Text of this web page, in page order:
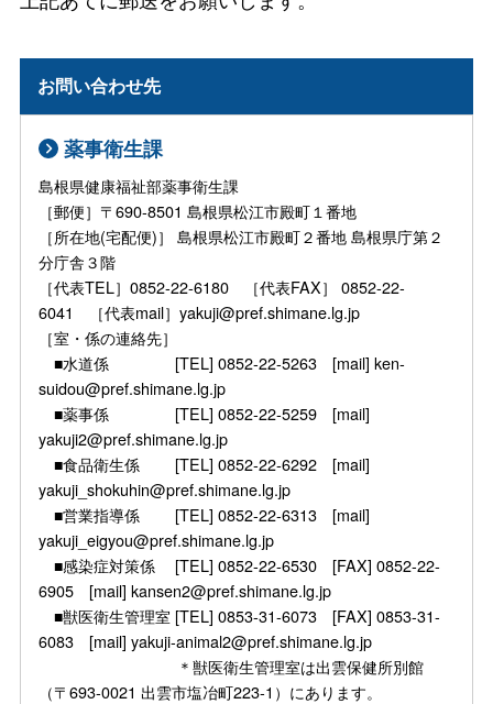
お問い合わせ先
薬事衛生課
島根県健康福祉部薬事衛生課
［郵便］〒690-8501 島根県松江市殿町１番地
［所在地(宅配便)］ 島根県松江市殿町２番地 島根県庁第２
分庁舎３階
［代表TEL］0852-22-6180 ［代表FAX］ 0852-22-
6041 ［代表mail］yakuji@pref.shimane.lg.jp
［室・係の連絡先］
■水道係 [TEL] 0852-22-5263 [mail] ken-
suidou@pref.shimane.lg.jp
■薬事係 [TEL] 0852-22-5259 [mail]
yakuji2@pref.shimane.lg.jp
■食品衛生係 [TEL] 0852-22-6292 [mail]
yakuji_shokuhin@pref.shimane.lg.jp
■営業指導係 [TEL] 0852-22-6313 [mail]
yakuji_eigyou@pref.shimane.lg.jp
■感染症対策係 [TEL] 0852-22-6530 [FAX] 0852-22-
6905 [mail] kansen2@pref.shimane.lg.jp
■獣医衛生管理室 [TEL] 0853-31-6073 [FAX] 0853-31-
6083 [mail] yakuji-animal2@pref.shimane.lg.jp
＊獣医衛生管理室は出雲保健所別館
（〒693-0021 出雲市塩冶町223-1）にあります。